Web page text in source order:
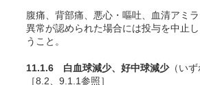
腹痛、背部痛、悪心・嘔吐、血清アミ
異常が認められた場合には投与を中止
うこと。
11.1.6 白血球減少、好中球減少（いず
［8.2、9.1.1参照］